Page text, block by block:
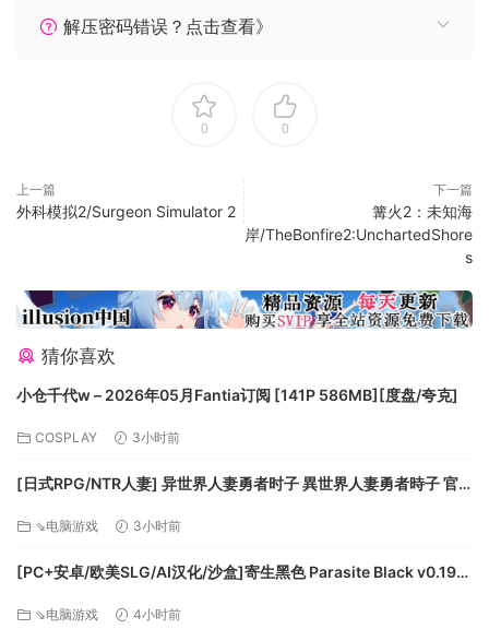
(Lumberjack’s Dynasty)
本游戏目前处于抢先体验阶段，正在进行后续开发，因此未完
某些额外机械的使用（例如伐木机）
还请查看我们的规划图，了解我们未来几周和几个月的规划。
验。
系统需求
最低配置:
解压密码错误？点击查看》
0 0
上一篇
外科模拟2/Surgeon Simulator 2
下一篇
篝火2：未知海
岸/TheBonfire2:UnchartedShore
s
猜你喜欢
小仓千代w – 2026年05月Fantia订阅 [141P 586MB][度盘/夸克]
COSPLAY 3小时前
[日式RPG/NTR人妻] 异世界人妻勇者时子 異世界人妻勇者時子 官
⇘电脑游戏 3小时前
[PC+安卓/欧美SLG/AI汉化/沙盒]寄生黑色 Parasite Black v0.196
⇘电脑游戏 4小时前